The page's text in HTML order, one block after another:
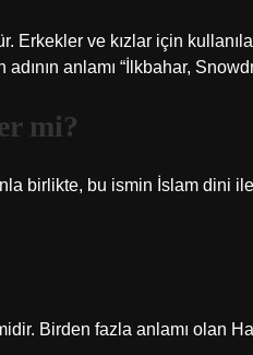
Erkekler ve kızlar için
anlamı “İlkbahar,
mi?
birlikte, bu ismin İslam dini
Birden fazla anlamı olan